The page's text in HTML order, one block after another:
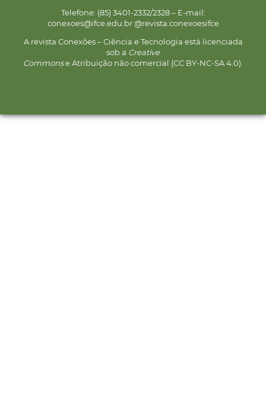
Telefone: (85) 3401-2332/2328 – E-mail:
conexoes@ifce.edu.br @revista.conexoesifce
A revista Conexões – Ciência e Tecnologia está licenciada
sob a Creative
Commonse Atribuição não comercial (CC BY-NC-SA 4.0).